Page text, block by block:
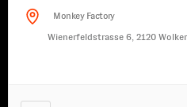
Monkey Factory
Wienerfeldstrasse 6, 2120